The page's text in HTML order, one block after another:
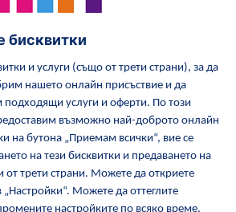
за кожата от HiPP
по време бременност
Общи условия
Повече за HiPP Контакти